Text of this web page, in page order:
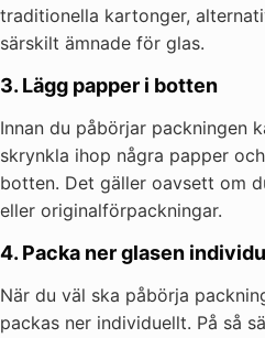
traditionella kartonger,
särskilt ämnade för glas.
3. Lägg papper i botten
Innan du påbörjar packningen
skrynkla ihop några papper
botten. Det gäller oavsett om
eller originalförpackningar.
4. Packa ner glasen
När du väl ska påbörja
packas ner individuellt. På så